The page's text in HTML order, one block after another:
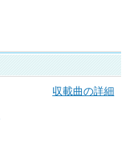
収載曲の詳細